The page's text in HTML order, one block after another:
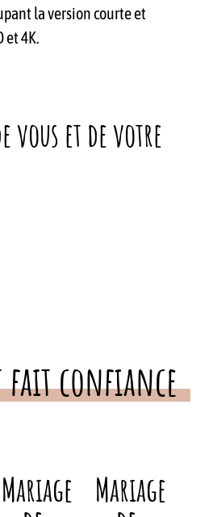
la version courte et
et 4K.
vous et de votre
confiance
Mariage Mariage